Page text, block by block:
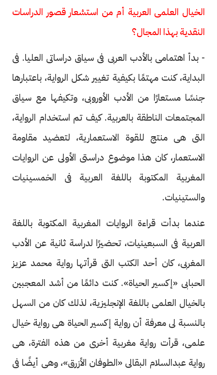
الخيال العلمى العربية أم من استشعار قصور الدراسات
النقدية بهذا المجال؟
- بدأ اهتمامى بالأدب العربى فى سياق دراساتى العليا. فى
البداية، كنت مهتمًا بكيفية تغيير شكل الرواية، باعتبارها
جنسًا مستعارًا من الأدب الأوروبى، وتكيفها مع سياق
المجتمعات الناطقة بالعربية. كيف تم استخدام الرواية،
التى هى منتج للقوة الاستعمارية، لتعضيد مقاومة
الاستعمار، كان هذا موضوع دراستى الأولى عن الروايات
المغربية المكتوبة باللغة العربية فى الخمسينيات
والستينيات.
عندما بدأت قراءة الروايات المغربية المكتوبة باللغة
العربية فى السبعينيات، تحضيرًا لدراسة ثانية عن الأدب
المغربى، كان أحد الكتب التى قرأتها رواية محمد عزيز
الحبابى «إكسير الحياة». كنت دائمًا من أشد المعجبين
بالخيال العلمى باللغة الإنجليزية، لذلك كان من السهل
بالنسبة لى معرفة أن رواية إكسير الحياة هى رواية خيال
علمى، قرأت رواية مغربية أخرى من هذه الفترة، هى
رواية عبدالسلام البقالى «الطوفان الأزرق»، وهى أيضًا فى